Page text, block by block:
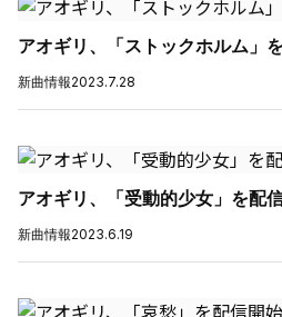
アオギリ、「ストックホルム」
新曲情報2023.7.28
アオギリ、「受動的少女」を配
新曲情報2023.6.19